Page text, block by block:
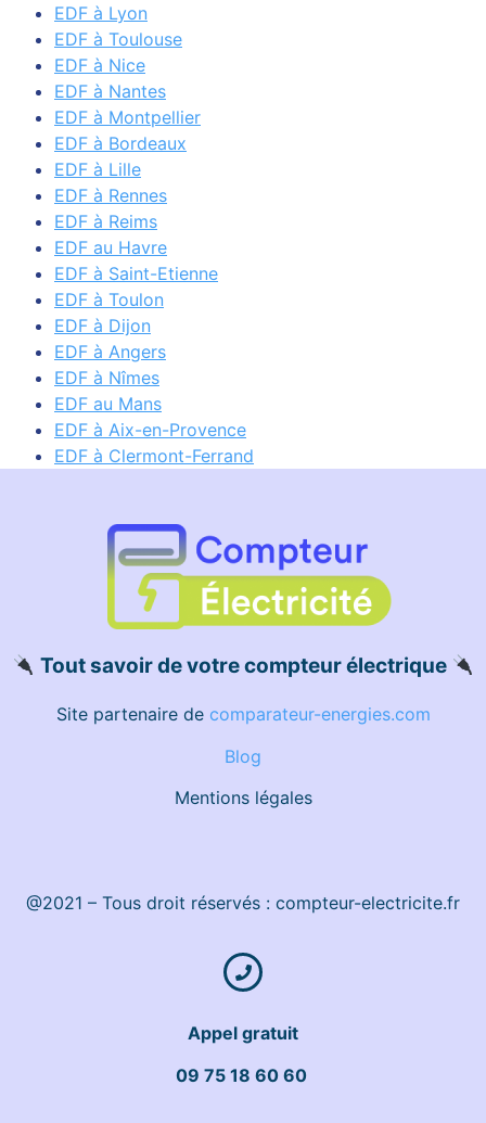
EDF à Lyon
EDF à Toulouse
EDF à Nice
EDF à Nantes
EDF à Montpellier
EDF à Bordeaux
EDF à Lille
EDF à Rennes
EDF à Reims
EDF au Havre
EDF à Saint-Etienne
EDF à Toulon
EDF à Dijon
EDF à Angers
EDF à Nîmes
EDF au Mans
EDF à Aix-en-Provence
EDF à Clermont-Ferrand
Tout savoir de votre compteur électrique
Site partenaire de comparateur-energies.com
Blog
Mentions légales
@2021 – Tous droit réservés : compteur-electricite.fr
Appel gratuit
09 75 18 60 60